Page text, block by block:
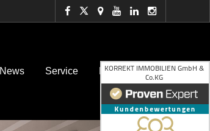
News Service Kontakt